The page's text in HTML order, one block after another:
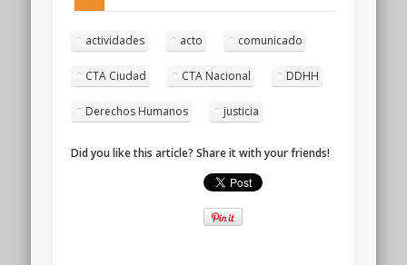
actividades acto comunicado
CTA Ciudad CTA Nacional DDHH
Derechos Humanos justicia
Did you like this article? Share it with your friends!